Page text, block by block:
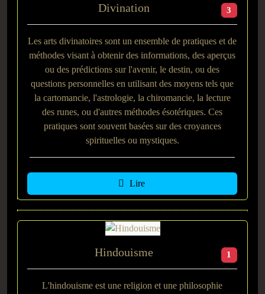
Divination 3
Les arts divinatoires sont un ensemble de pratiques et de
méthodes visant à obtenir des informations, des aperçus
ou des prédictions sur l'avenir, le destin, ou des
questions personnelles en utilisant des moyens tels que
la cartomancie, l'astrologie, la chiromancie, la lecture
des runes, ou d'autres méthodes ésotériques. Ces
pratiques sont souvent basées sur des croyances
spirituelles ou mystiques.
Lire
Hindouisme 1
L'hindouisme est une religion et une philosophie